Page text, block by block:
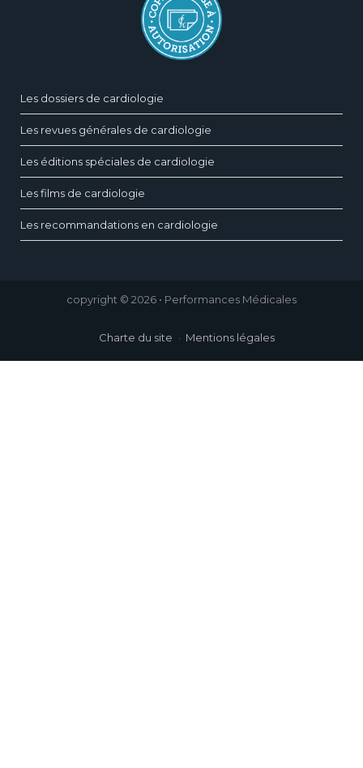
Les dossiers de cardiologie
Les revues générales de cardiologie
Les éditions spéciales de cardiologie
Les films de cardiologie
Les recommandations en cardiologie
copyright © 2026 • Performances Médicales
Charte du site Mentions légales